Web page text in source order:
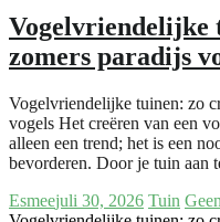
Vogelvriendelijke
zomers paradijs
Vogelvriendelijke tuinen: zo
vogels Het creëren van een
alleen een trend; het is een
bevorderen. Door je tuin aan
Esmeejuli 30, 2026 Tuin